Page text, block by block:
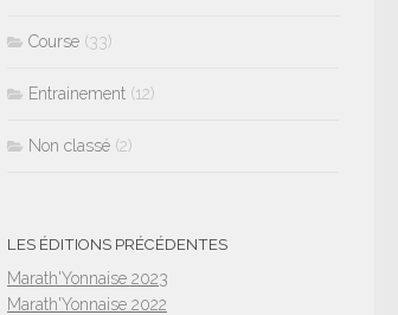
Course (33)
Entrainement (12)
Non classé (2)
LES ÉDITIONS PRÉCÉDENTES
Marath'Yonnaise 2023
Marath'Yonnaise 2022